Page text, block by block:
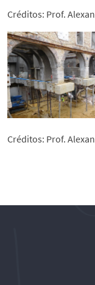
Créditos: Prof.
Créditos: Prof.